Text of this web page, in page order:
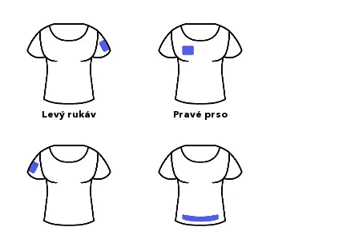
Levý rukáv Pravé prso